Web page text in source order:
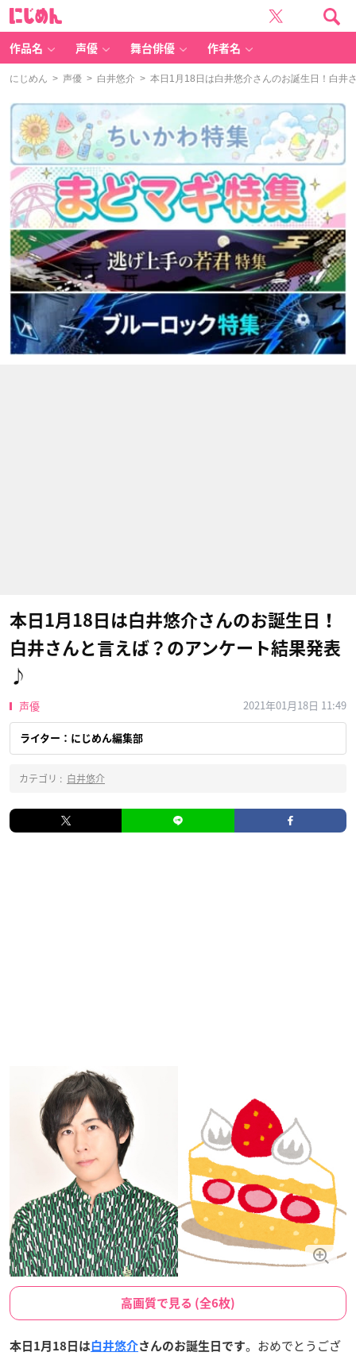
作品名 声優 舞台俳優 作者名
にじめん > 声優 > 白井悠介 > 本日1月18日は白井悠介さんのお誕生日！白井
本日1月18日は白井悠介さんのお誕生日！
白井さんと言えば？のアンケート結果発表
♪
声優 2021年01月18日 11:49
ライター：にじめん編集部
カテゴリ : 白井悠介
高画質で見る (全6枚)
本日1月18日は白井悠介さんのお誕生日です。おめでとうござ